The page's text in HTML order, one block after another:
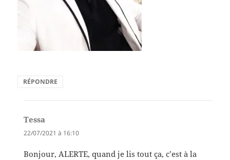
RÉPONDRE
Tessa
22/07/2021 à 16:10
Bonjour, ALERTE, quand je lis tout ça, c’est à la